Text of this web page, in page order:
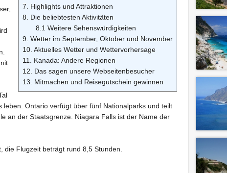
7. Highlights und Attraktionen
8. Die beliebtesten Aktivitäten
8.1 Weitere Sehenswürdigkeiten
9. Wetter im September, Oktober und November
10. Aktuelles Wetter und Wettervorhersage
11. Kanada: Andere Regionen
12. Das sagen unsere Webseitenbesucher
13. Mitmachen und Reisegutschein gewinnen
Ontario verfügt über fünf Nationalparks und teilt
an der Staatsgrenze. Niagara Falls ist der Name der
Flugzeit beträgt rund 8,5 Stunden.